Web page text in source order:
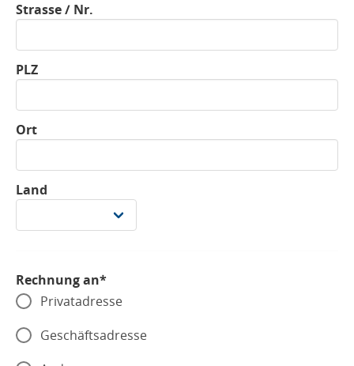
Strasse / Nr.
PLZ
Ort
Land
Rechnung an*
Privatadresse
Geschäftsadresse